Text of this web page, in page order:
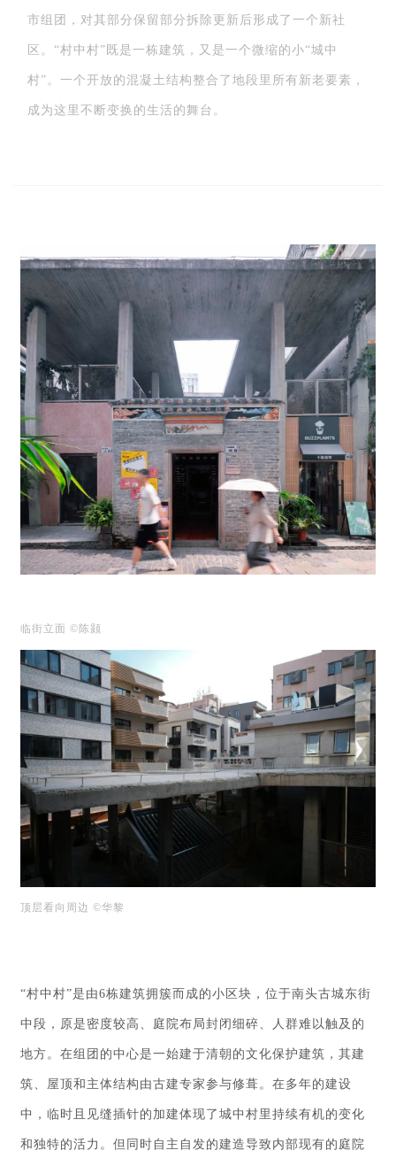
联系我们
市组团，对其部分保留部分拆除更新后形成了一个新社
区。“村中村”既是一栋建筑，又是一个微缩的小“城中
村”。一个开放的混凝土结构整合了地段里所有新老要素，
成为这里不断变换的生活的舞台。
临街立面 ©陈颢
顶层看向周边 ©华黎
“村中村”是由6栋建筑拥簇而成的小区块，位于南头古城东街
中段，原是密度较高、庭院布局封闭细碎、人群难以触及的
地方。在组团的中心是一始建于清朝的文化保护建筑，其建
筑、屋顶和主体结构由古建专家参与修葺。在多年的建设
中，临时且见缝插针的加建体现了城中村里持续有机的变化
和独特的活力。但同时自主自发的建造导致内部现有的庭院